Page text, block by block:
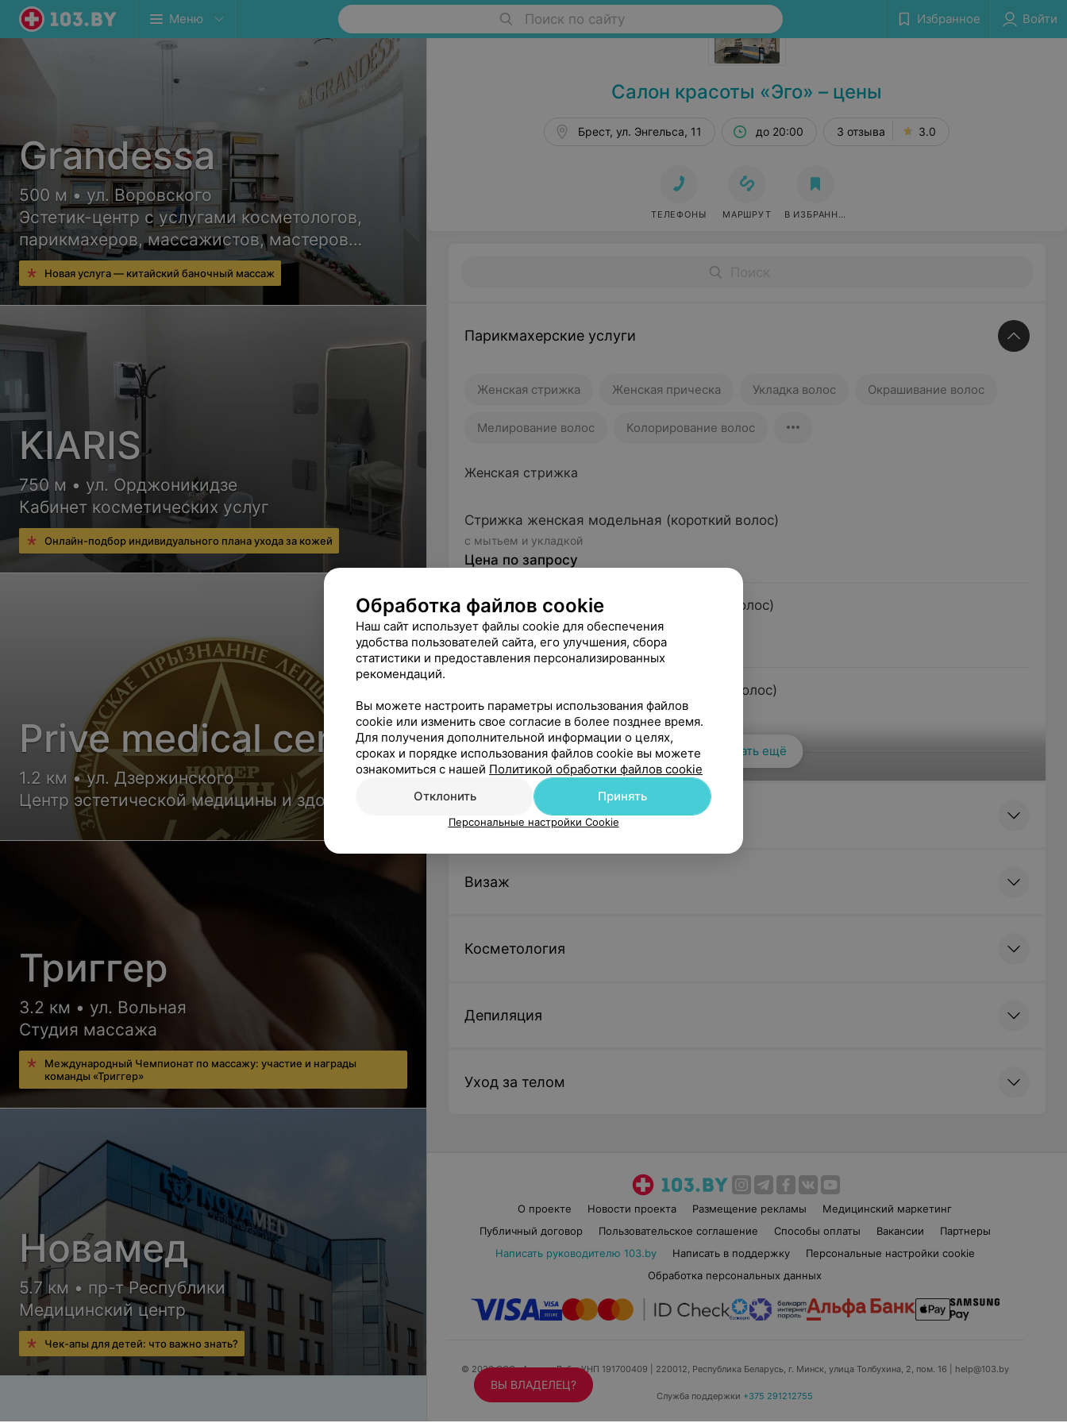
Меню Поиск по сайту Избранное Войти
Салоны красоты в Бресте
Салон красоты «Эго» – цены
Брест, ул. Энгельса, 11 до 20:00 3 отзыва 3.0
ТЕЛЕФОНЫ МАРШРУТ В ИЗБРАННОЕ
Парикмахерские услуги
Женская стрижка Женская прическа Укладка волос Окрашивание волос
Мелирование волос Колорирование волос
Женская стрижка
Стрижка женская модельная (короткий волос)
с мытьем и укладкой
Цена по запросу
Стрижка женская модельная (средний волос)
с мытьем и укладкой
Цена по запросу
Стрижка женская модельная (длинный волос)
с мытьем и укладкой
Цена по запросу
Стрижка челки
Цена по запросу
Женская прическа
Цена по запросу
Цена по запросу
Показать ещё
Маникюр, педикюр
Визаж
Косметология
Депиляция
Уход за телом
О проекте Новости проекта Размещение рекламы
Медицинский маркетинг
Публичный договор
Пользовательское соглашение Способы оплаты Вакансии
Партнеры
Написать руководителю 103.by
Написать в поддержку
Персональные настройки cookie
Обработка персональных данных
© 2026 ООО «Артокс Лаб», УНП 191700409 | 220012, Республика Беларусь, г. Минск, улица Толбухина, 2, пом. 16 | help@103.by
Служба поддержки +375 291212755
Grandessa
500 м • ул. Воровского
Эстетик-центр с услугами косметологов,
парикмахеров, массажистов, мастеров
ногтевого сервиса и других специалистов
Новая услуга — китайский баночный массаж
KIARIS
750 м • ул. Орджоникидзе
Кабинет косметических услуг
Онлайн-подбор индивидуального плана ухода за кожей
Prive medical centre
1.2 км • ул. Дзержинского
Центр эстетической медицины и здоровья
Триггер
3.2 км • ул. Вольная
Студия массажа
Международный Чемпионат по массажу: участие и награды
команды «Триггер»
Новамед
5.7 км • пр-т Республики
Медицинский центр
Чек-апы для детей: что важно знать?
ВЫ ВЛАДЕЛЕЦ?
Обработка файлов cookie
Наш сайт использует файлы cookie для обеспечения
удобства пользователей сайта, его улучшения, сбора
статистики и предоставления персонализированных
рекомендаций.
Вы можете настроить параметры использования файлов
cookie или изменить свое согласие в более позднее время.
Для получения дополнительной информации о целях,
сроках и порядке использования файлов cookie вы можете
ознакомиться с нашей Политикой обработки файлов cookie
Отклонить
Принять
Персональные настройки Cookie